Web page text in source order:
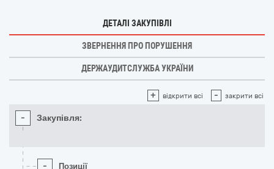
ДЕТАЛІ ЗАКУПІВЛІ
ЗВЕРНЕННЯ ПРО ПОРУШЕННЯ
ДЕРЖАУДИТСЛУЖБА УКРАЇНИ
+ відкрити всі - закрити всі
- Закупівля:
- Позиції